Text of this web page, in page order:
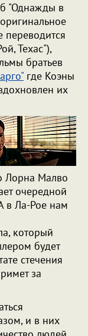
"Однажды в
переводится
Техас"),
братьев
где Коэны
их
Лорна Малво
очередной
в Ла-Рое нам
который
будет
стечения
за
и в них